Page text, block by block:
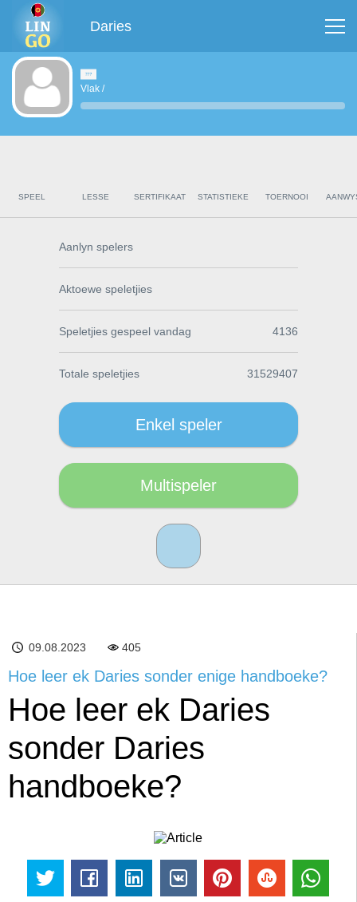
Daries
Vlak /
SPEEL LESSE SERTIFIKAAT STATISTIEKE TOERNOOI
Aanlyn spelers
Aktoewe speletjies
Speletjies gespeel vandag 4136
Totale speletjies 31529407
Enkel speler
Multispeler
09.08.2023 405
Hoe leer ek Daries sonder enige handboeke?
Hoe leer ek Daries
sonder Daries
handboeke?